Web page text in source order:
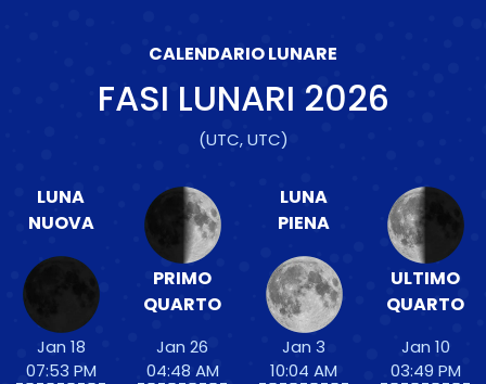
CALENDARIO LUNARE
FASI LUNARI 2026
(UTC, UTC)
LUNA
NUOVA
Jan 18
07:53 PM
PRIMO
QUARTO
Jan 26
04:48 AM
LUNA
PIENA
Jan 3
10:04 AM
ULTIMO
QUARTO
Jan 10
03:49 PM